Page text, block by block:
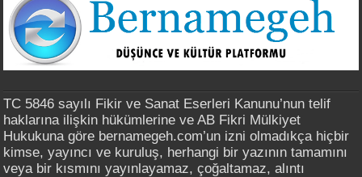
TC 5846 sayılı Fikir ve Sanat Eserleri Kanunu’nun telif
haklarına ilişkin hükümlerine ve AB Fikri Mülkiyet
Hukukuna göre bernamegeh.com’un izni olmadıkça hiçbir
kimse, yayıncı ve kuruluş, herhangi bir yazının tamamını
veya bir kısmını yayınlayamaz, çoğaltamaz, alıntı